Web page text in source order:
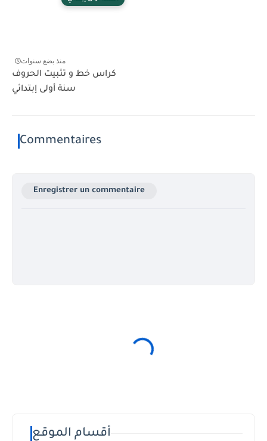
منذ بضع سنوات
كراس خط و تثبيت الحروف
سنة أولى إبتدائي
Commentaires
Enregistrer un commentaire
أقسام الموقع